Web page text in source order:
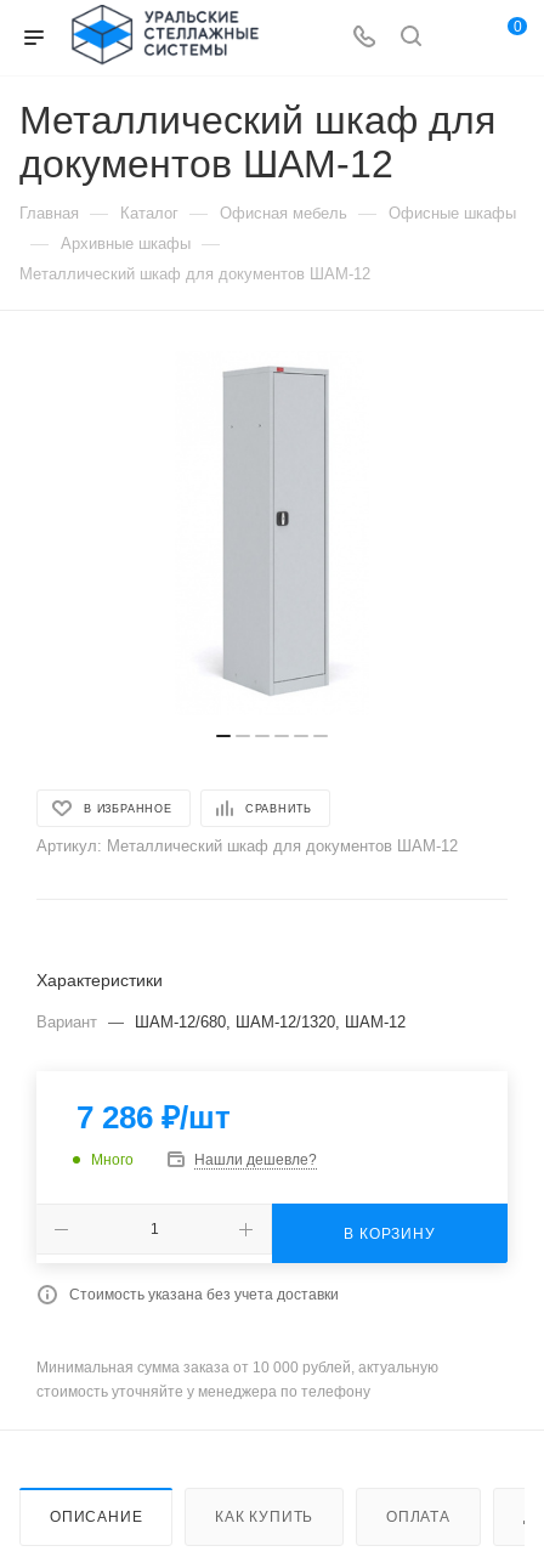
0
Металлический шкаф для
документов ШАМ-12
Главная — Каталог — Офисная мебель — Офисные шкафы
— Архивные шкафы —
Металлический шкаф для документов ШАМ-12
В ИЗБРАННОЕ СРАВНИТЬ
Артикул: Металлический шкаф для документов ШАМ-12
Характеристики
Вариант — ШАМ-12/680, ШАМ-12/1320, ШАМ-12
7 286 ₽/шт
Много Нашли дешевле?
В КОРЗИНУ
Стоимость указана без учета доставки
Минимальная сумма заказа от 10 000 рублей, актуальную
стоимость уточняйте у менеджера по телефону
ОПИСАНИЕ КАК КУПИТЬ ОПЛАТА